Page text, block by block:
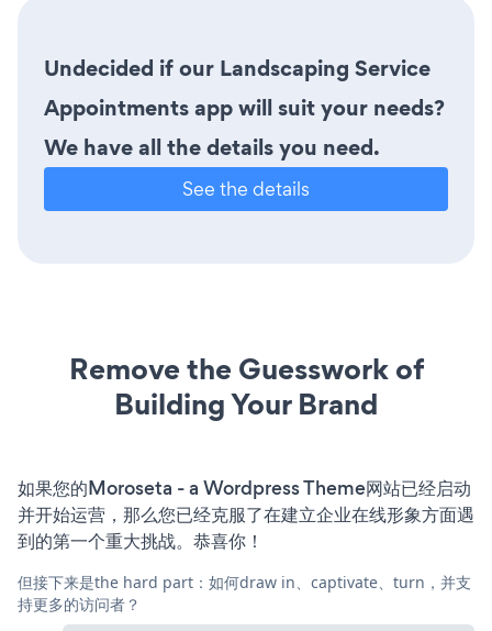
Undecided if our Landscaping Service
Appointments app will suit your needs?
We have all the details you need.
See the details
Remove the Guesswork of
Building Your Brand
如果您的Moroseta - a Wordpress Theme网站已经启动
并开始运营，那么您已经克服了在建立企业在线形象方面遇
到的第一个重大挑战。恭喜你！
但接下来是the hard part：如何draw in、captivate、turn，并支
持更多的访问者？